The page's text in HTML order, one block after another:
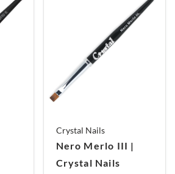
Crystal Nails
Nero Merlo III |
Crystal Nails